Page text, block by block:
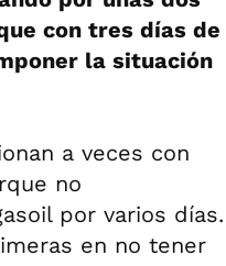
con tres días de
la situación
a veces con
no
por varios días.
en no tener